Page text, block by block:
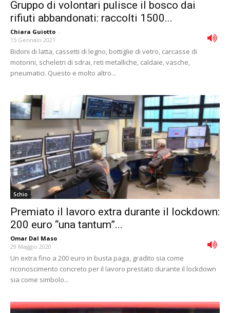
Gruppo di volontari pulisce il bosco dai
rifiuti abbandonati: raccolti 1500...
Chiara Guiotto -
15 Gennaio 2021
Bidoni di latta, cassetti di legno, bottiglie di vetro, carcasse di
motorini, scheletri di sdrai, reti metalliche, caldaie, vasche,
pneumatici. Questo e molto altro...
Schio
Premiato il lavoro extra durante il lockdown:
200 euro “una tantum”...
Omar Dal Maso -
29 Maggio 2020
Un extra fino a 200 euro in busta paga, gradito sia come
riconoscimento concreto per il lavoro prestato durante il lockdown
sia come simbolo...